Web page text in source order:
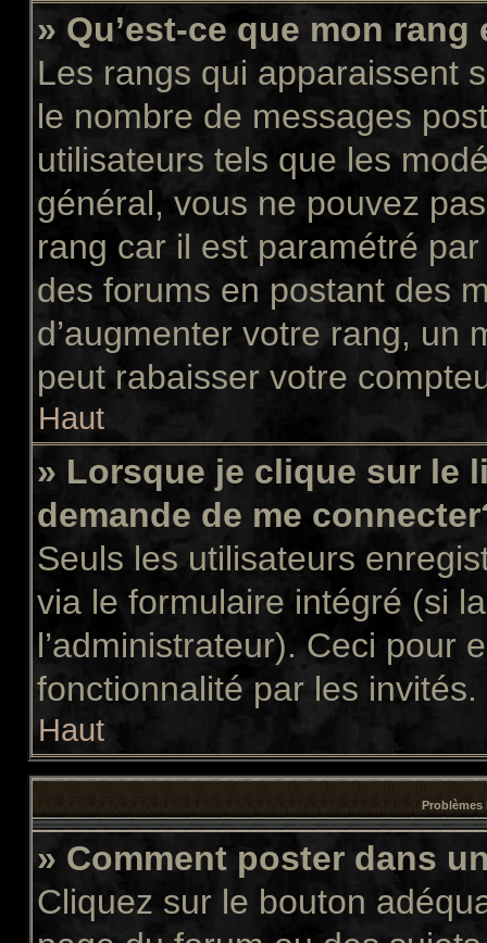
» Qu’est-ce que mon
Les rangs qui apparaissent
le nombre de messages
utilisateurs tels que les
général, vous ne pouvez
rang car il est paramétré
des forums en postant des
d’augmenter votre rang, un
peut rabaisser votre
Haut
» Lorsque je clique sur le
demande de me
Seuls les utilisateurs
via le formulaire intégré (si
l’administrateur). Ceci pour
fonctionnalité par les invités.
Haut
Problèmes
» Comment poster dans
Cliquez sur le bouton